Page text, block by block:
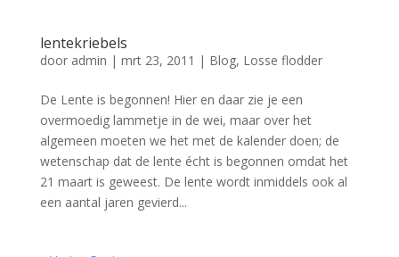
lentekriebels
door admin | mrt 23, 2011 | Blog, Losse flodder
De Lente is begonnen! Hier en daar zie je een
overmoedig lammetje in de wei, maar over het
algemeen moeten we het met de kalender doen; de
wetenschap dat de lente écht is begonnen omdat het
21 maart is geweest. De lente wordt inmiddels ook al
een aantal jaren gevierd...